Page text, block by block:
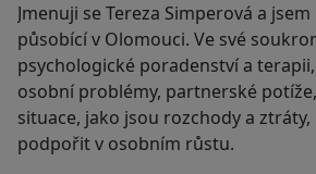
Jmenuji se Tereza Simperová a
působící v Olomouci. Ve své
psychologické poradenství a
osobní problémy, partnerské
situace, jako jsou rozchody a
podpořit v osobním růstu.